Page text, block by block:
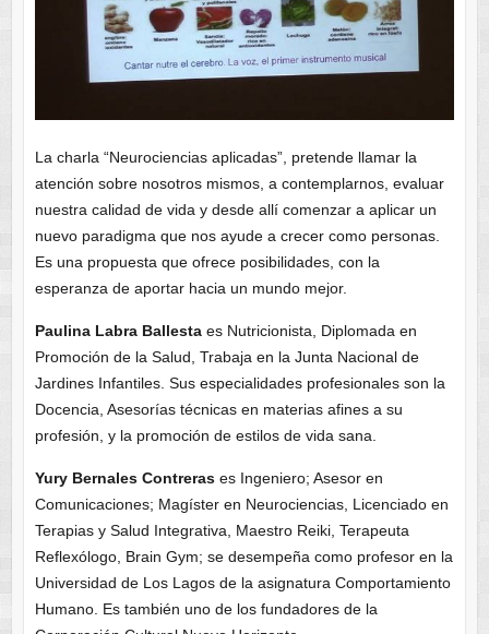
La charla “Neurociencias aplicadas”, pretende llamar la
atención sobre nosotros mismos, a contemplarnos, evaluar
nuestra calidad de vida y desde allí comenzar a aplicar un
nuevo paradigma que nos ayude a crecer como personas.
Es una propuesta que ofrece posibilidades, con la
esperanza de aportar hacia un mundo mejor.
Paulina Labra Ballestaes Nutricionista, Diplomada en
Promoción de la Salud, Trabaja en la Junta Nacional de
Jardines Infantiles. Sus especialidades profesionales son la
Docencia, Asesorías técnicas en materias afines a su
profesión, y la promoción de estilos de vida sana.
Yury Bernales Contrerases Ingeniero; Asesor en
Comunicaciones; Magíster en Neurociencias, Licenciado en
Terapias y Salud Integrativa, Maestro Reiki, Terapeuta
Reflexólogo, Brain Gym; se desempeña como profesor en la
Universidad de Los Lagos de la asignatura Comportamiento
Humano. Es también uno de los fundadores de la